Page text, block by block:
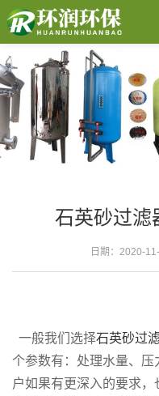
石英砂过滤
日期：2020-
一般我们选择石英砂过
个参数有：处理水量、压
户如果有更深入的要求，